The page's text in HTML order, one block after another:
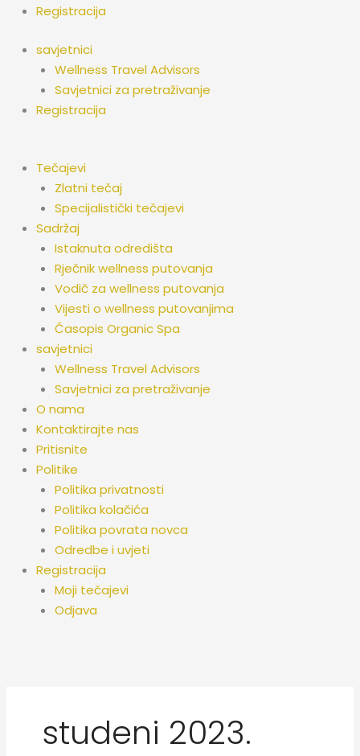
Registracija
savjetnici
Wellness Travel Advisors
Savjetnici za pretraživanje
Registracija
Tečajevi
Zlatni tečaj
Specijalistički tečajevi
Sadržaj
Istaknuta odredišta
Rječnik wellness putovanja
Vodič za wellness putovanja
Vijesti o wellness putovanjima
Časopis Organic Spa
savjetnici
Wellness Travel Advisors
Savjetnici za pretraživanje
O nama
Kontaktirajte nas
Pritisnite
Politike
Politika privatnosti
Politika kolačića
Politika povrata novca
Odredbe i uvjeti
Registracija
Moji tečajevi
Odjava
studeni 2023.